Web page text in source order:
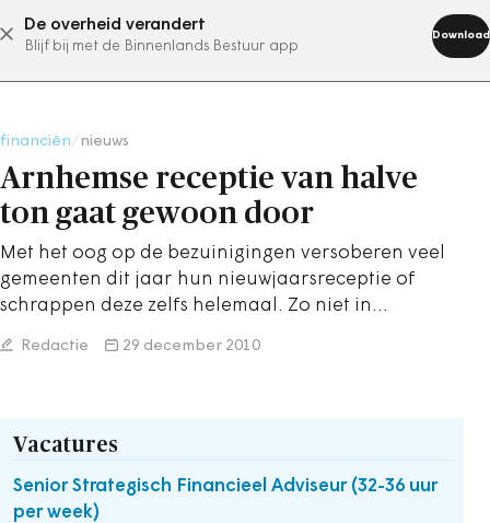
De overheid verandert
Blijf bij met de Binnenlands Bestuur app
Download
abonneer nu
financiën nieuws
Arnhemse receptie van halve
ton gaat gewoon door
Met het oog op de bezuinigingen versoberen veel
gemeenten dit jaar hun nieuwjaarsreceptie of
schrappen deze zelfs helemaal. Zo niet in…
Redactie 29 december 2010
Vacatures
Senior Strategisch Financieel Adviseur (32-36 uur
per week)